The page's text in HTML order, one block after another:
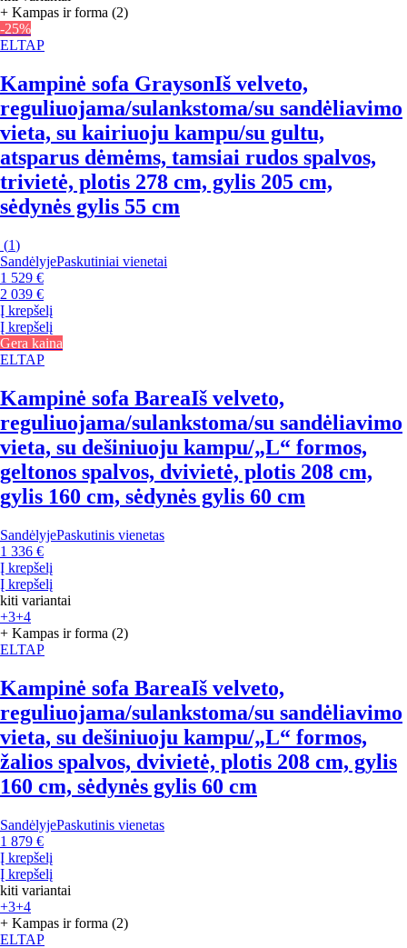
+ Kampas ir forma (2)
-25%
ELTAP
Kampinė sofa GraysonIš velveto,
reguliuojama/sulankstoma/su sandėliavimo
vieta, su kairiuoju kampu/su gultu,
atsparus dėmėms, tamsiai rudos spalvos,
trivietė, plotis 278 cm, gylis 205 cm,
sėdynės gylis 55 cm
(1)
SandėlyjePaskutiniai vienetai
1 529 €
2 039 €
Į krepšelį
Į krepšelį
Gera kaina
ELTAP
Kampinė sofa BareaIš velveto,
reguliuojama/sulankstoma/su sandėliavimo
vieta, su dešiniuoju kampu/„L“ formos,
geltonos spalvos, dvivietė, plotis 208 cm,
gylis 160 cm, sėdynės gylis 60 cm
SandėlyjePaskutinis vienetas
1 336 €
Į krepšelį
Į krepšelį
kiti variantai
+3+4
+ Kampas ir forma (2)
ELTAP
Kampinė sofa BareaIš velveto,
reguliuojama/sulankstoma/su sandėliavimo
vieta, su dešiniuoju kampu/„L“ formos,
žalios spalvos, dvivietė, plotis 208 cm, gylis
160 cm, sėdynės gylis 60 cm
SandėlyjePaskutinis vienetas
1 879 €
Į krepšelį
Į krepšelį
kiti variantai
+3+4
+ Kampas ir forma (2)
ELTAP